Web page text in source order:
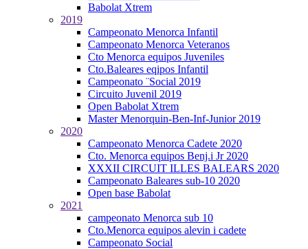
Babolat Xtrem
2019
Campeonato Menorca Infantil
Campeonato Menorca Veteranos
Cto Menorca equipos Juveniles
Cto.Baleares eqipos Infantil
Campeonato ¨Social 2019
Circuito Juvenil 2019
Open Babolat Xtrem
Master Menorquin-Ben-Inf-Junior 2019
2020
Campeonato Menorca Cadete 2020
Cto. Menorca equipos Benj.i Jr 2020
XXXII CIRCUIT ILLES BALEARS 2020
Campeonato Baleares sub-10 2020
Open base Babolat
2021
campeonato Menorca sub 10
Cto.Menorca equipos alevin i cadete
Campeonato Social